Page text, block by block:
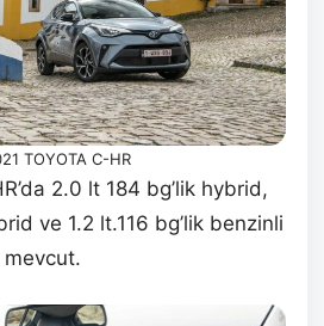
TOYOTA C-HR
2.0 lt 184 bg’lik hybrid,
ve 1.2 lt.116 bg’lik benzinli